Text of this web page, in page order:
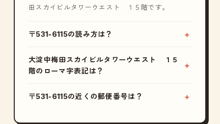
田スカイビルタワーウエスト １５階です。
〒531-6115の読み方は？
大淀中梅田スカイビルタワーウエスト １５
階のローマ字表記は？
〒531-6115の近くの郵便番号は？